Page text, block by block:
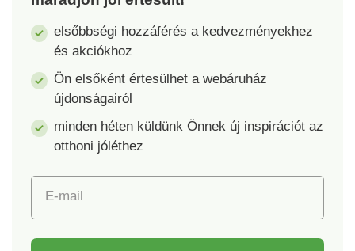
elsőbbségi hozzáférés a kedvezményekhez
és akciókhoz
Ön elsőként értesülhet a webáruház
újdonságairól
minden héten küldünk Önnek új inspirációt az
otthoni jóléthez
E-mail